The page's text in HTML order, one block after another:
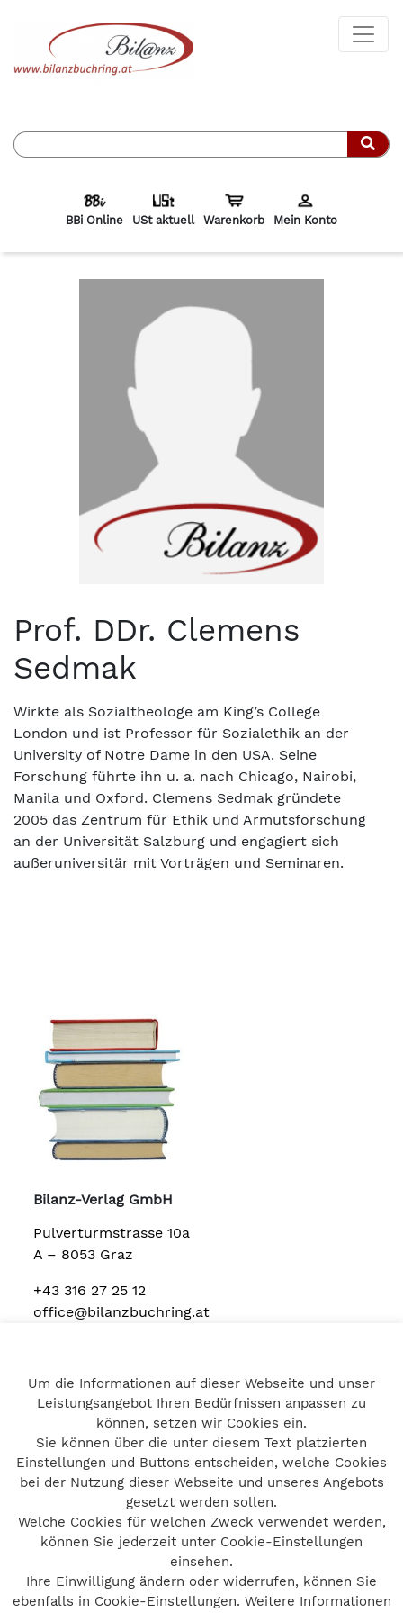
BBi Online USt aktuell Warenkorb Mein Konto
Prof. DDr. Clemens
Sedmak
Wirkte als Sozialtheologe am King’s College
London und ist Professor für Sozialethik an der
University of Notre Dame in den USA. Seine
Forschung führte ihn u. a. nach Chicago, Nairobi,
Manila und Oxford. Clemens Sedmak gründete
2005 das Zentrum für Ethik und Armutsforschung
an der Universität Salzburg und engagiert sich
außeruniversitär mit Vorträgen und Seminaren.
Bilanz-Verlag GmbH
Pulverturmstrasse 10a
A – 8053 Graz
+43 316 27 25 12
office@bilanzbuchring.at
Home
Impressum
Datenschutz
Kontakt
Datenschutz
Barrierefreiheit
Um die Informationen auf dieser Webseite und unser
Leistungsangebot Ihren Bedürfnissen anpassen zu
können, setzen wir Cookies ein.
Sie können über die unter diesem Text platzierten
Einstellungen und Buttons entscheiden, welche Cookies
bei der Nutzung dieser Webseite und unseres Angebots
gesetzt werden sollen.
Welche Cookies für welchen Zweck verwendet werden,
können Sie jederzeit unter Cookie-Einstellungen
einsehen.
Ihre Einwilligung ändern oder widerrufen, können Sie
ebenfalls in Cookie-Einstellungen. Weitere Informationen